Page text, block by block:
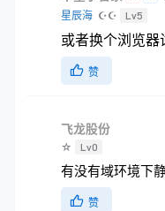
星辰海 ☪☪ Lv5
或者换个浏览器
赞
飞龙股份
☆ Lv0
有没有域环境下
赞